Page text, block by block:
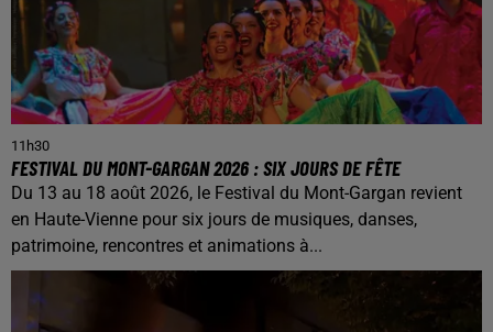
11h30
FESTIVAL DU MONT-GARGAN 2026 : SIX JOURS DE FÊTE
Du 13 au 18 août 2026, le Festival du Mont-Gargan revient
en Haute-Vienne pour six jours de musiques, danses,
patrimoine, rencontres et animations à...